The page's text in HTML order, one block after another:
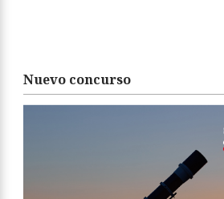
Nuevo concurso